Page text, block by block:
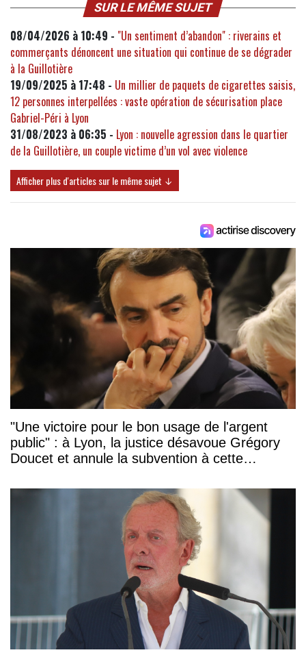
SUR LE MÊME SUJET
08/04/2026 à 10:49 - "Un sentiment d’abandon" : riverains et
commerçants dénoncent une situation qui continue de se dégrader
à la Guillotière
19/09/2025 à 17:48 - Un millier de paquets de cigarettes saisis,
12 personnes interpellées : vaste opération de sécurisation place
Gabriel-Péri à Lyon
31/08/2023 à 06:35 - Lyon : nouvelle agression dans le quartier
de la Guillotière, un couple victime d’un vol avec violence
Afficher plus d'articles sur le même sujet ↓
"Une victoire pour le bon usage de l'argent
public" : à Lyon, la justice désavoue Grégory
Doucet et annule la subvention à cette